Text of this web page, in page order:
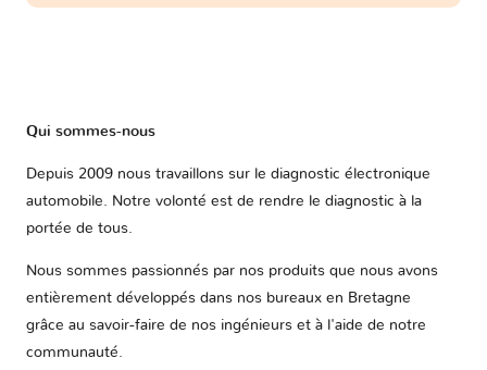
Qui sommes-nous
Depuis 2009 nous travaillons sur le diagnostic électronique
automobile. Notre volonté est de rendre le diagnostic à la
portée de tous.
Nous sommes passionnés par nos produits que nous avons
entièrement développés dans nos bureaux en Bretagne
grâce au savoir-faire de nos ingénieurs et à l'aide de notre
communauté.